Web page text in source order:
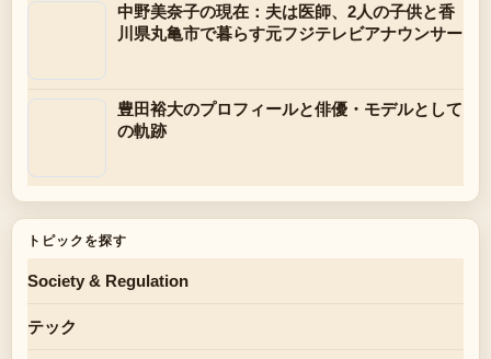
中野美奈子の現在：夫は医師、2人の子供と香
川県丸亀市で暮らす元フジテレビアナウンサー
豊田裕大のプロフィールと俳優・モデルとして
の軌跡
トピックを探す
Society & Regulation
テック